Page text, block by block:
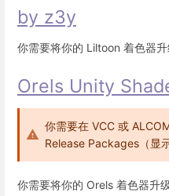
by z3y
你需要将你的 Liltoon 着色器升
Orels Unity
你需要在 VCC 或
Release Packages（显
你需要将你的 Orels 着色器升